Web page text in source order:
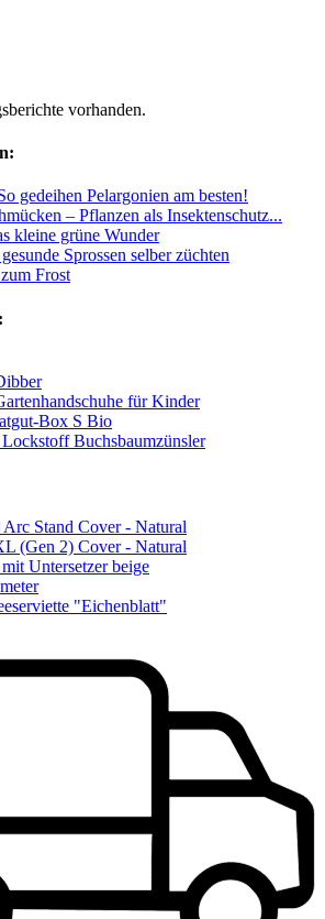
vorhanden.
gedeihen Pelargonien am besten!
– Pflanzen als Insektenschutz...
kleine grüne Wunder
Sprossen selber züchten
Frost
für Kinder
Box S Bio
Buchsbaumzünsler
Stand Cover - Natural
(Gen 2) Cover - Natural
Untersetzer beige
"Eichenblatt"